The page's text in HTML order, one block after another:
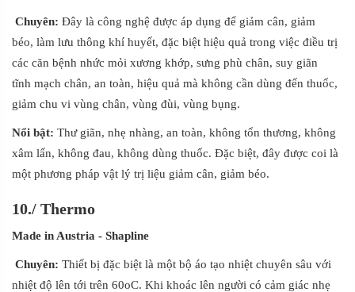
Chuyên: Đây là công nghệ được áp dụng để giảm cân, giảm
béo, làm lưu thông khí huyết, đặc biệt hiệu quả trong việc điều trị
các căn bệnh nhức mỏi xương khớp, sưng phù chân, suy giãn
tĩnh mạch chân, an toàn, hiệu quả mà không cần dùng đến thuốc,
giảm chu vi vùng chân, vùng đùi, vùng bụng.
Nổi bật: Thư giãn, nhẹ nhàng, an toàn, không tổn thương, không
xâm lấn, không đau, không dùng thuốc. Đặc biệt, đây được coi là
một phương pháp vật lý trị liệu giảm cân, giảm béo.
10./ Thermo
Made in Austria - Shapline
Chuyên: Thiết bị đặc biệt là một bộ áo tạo nhiệt chuyên sâu với
nhiệt độ lên tới trên 60oC. Khi khoác lên người có cảm giác nhẹ